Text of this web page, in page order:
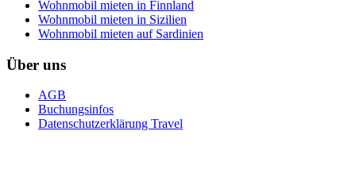
Wohnmobil mieten in Finnland
Wohnmobil mieten in Sizilien
Wohnmobil mieten auf Sardinien
Über uns
AGB
Buchungsinfos
Datenschutzerklärung Travel